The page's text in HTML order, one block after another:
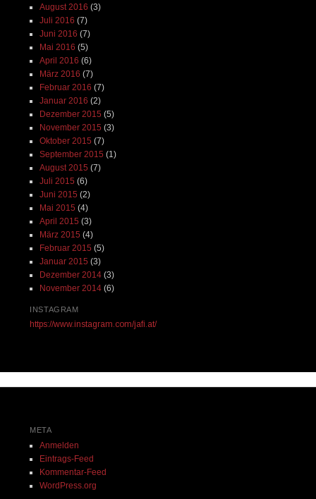
August 2016 (3)
Juli 2016 (7)
Juni 2016 (7)
Mai 2016 (5)
April 2016 (6)
März 2016 (7)
Februar 2016 (7)
Januar 2016 (2)
Dezember 2015 (5)
November 2015 (3)
Oktober 2015 (7)
September 2015 (1)
August 2015 (7)
Juli 2015 (6)
Juni 2015 (2)
Mai 2015 (4)
April 2015 (3)
März 2015 (4)
Februar 2015 (5)
Januar 2015 (3)
Dezember 2014(3)
November 2014(6)
INSTAGRAM
https://www.instagram.com/jafi.at/
META
Anmelden
Eintrags-Feed
Kommentar-Feed
WordPress.org